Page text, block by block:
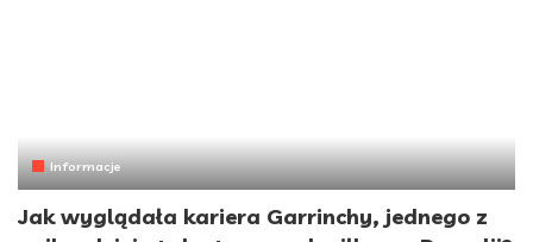
Informacje
Jak wyglądała kariera Garrinchy, jednego z